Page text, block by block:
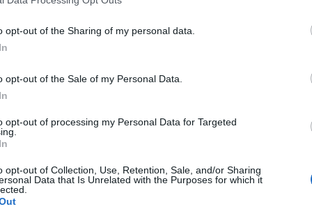
opt-out of the Sharing of my personal data.
opt-out of the Sale of my Personal Data.
opt-out of processing my Personal Data for Targeted
opt-out of Collection, Use, Retention, Sale, and/or Sharing
Data that Is Unrelated with the Purposes for which it
portfolio.hu hírarchívumához tartozik, melynek olvasása
tartalmazza:
cikkarchívum